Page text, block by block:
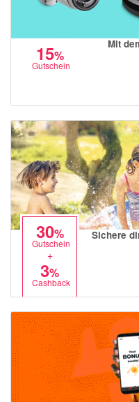
15%
Gutschein
Mit
30%
Gutschein
+
3%
Cashback
Sichere